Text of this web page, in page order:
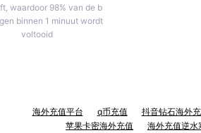
waardoor 98% van de b
binnen 1 minuut wordt
voltooid
海外充值平台 q币充值
抖音钻石海外
苹果卡密海外充值
海外充值逆水